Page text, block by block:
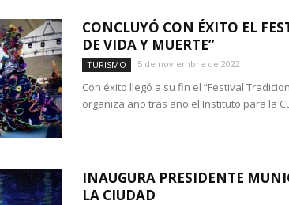
CONCLUYÓ CON ÉXITO EL
DE VIDA Y MUERTE”
TURISMO 5 de noviembre de 2022
Con éxito llegó a su fin el “Festival
organiza año tras año el Instituto para la
INAUGURA PRESIDENTE
LA CIUDAD